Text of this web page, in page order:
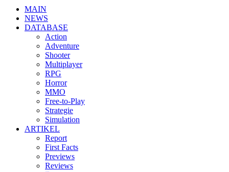
MAIN
NEWS
DATABASE
Action
Adventure
Shooter
Multiplayer
RPG
Horror
MMO
Free-to-Play
Strategie
Simulation
ARTIKEL
Report
First Facts
Previews
Reviews